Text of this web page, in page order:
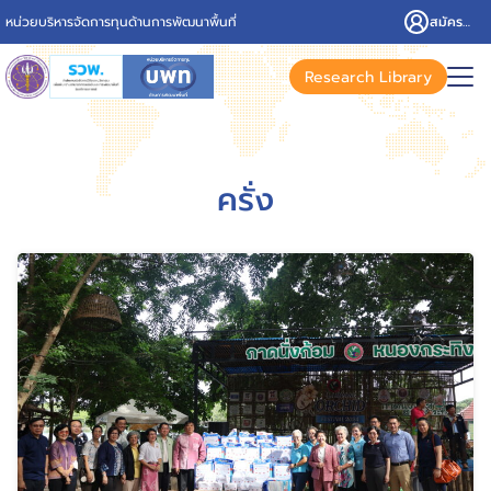
หน่วยบริหารจัดการทุนด้านการพัฒนาพื้นที่ สมัครสมาชิก/เข้าสู่ระบบ
Research Library
ครั่ง